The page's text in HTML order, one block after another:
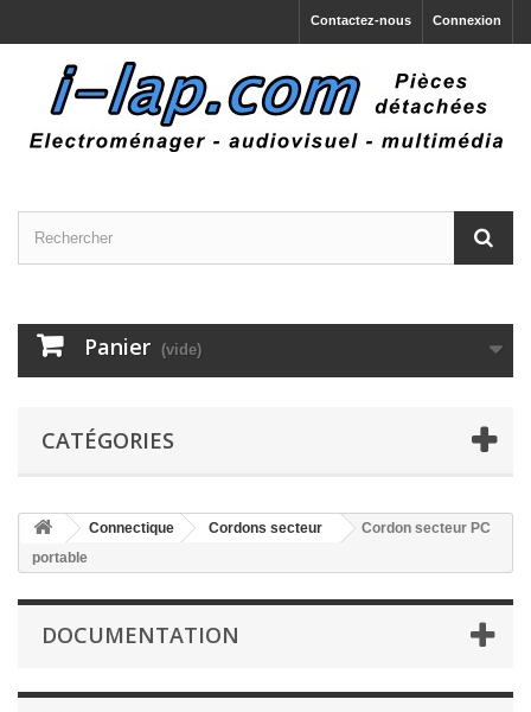
Connexion
Contactez-nous
Panier (vide)
CATÉGORIES
Connectique Cordons secteur
Cordon secteur PC
portable
DOCUMENTATION